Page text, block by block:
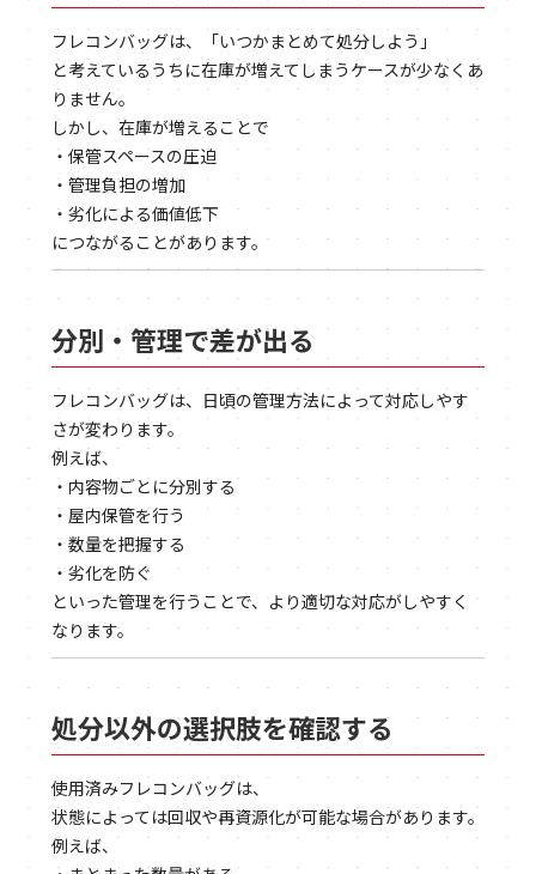
フレコンバッグは、「いつかまとめて処分しよう」
と考えているうちに在庫が増えてしまうケースが少なくあ
りません。
しかし、在庫が増えることで
・保管スペースの圧迫
・管理負担の増加
・劣化による価値低下
につながることがあります。
分別・管理で差が出る
フレコンバッグは、日頃の管理方法によって対応しやす
さが変わります。
例えば、
・内容物ごとに分別する
・屋内保管を行う
・数量を把握する
・劣化を防ぐ
といった管理を行うことで、より適切な対応がしやすく
なります。
処分以外の選択肢を確認する
使用済みフレコンバッグは、
状態によっては回収や再資源化が可能な場合があります。
例えば、